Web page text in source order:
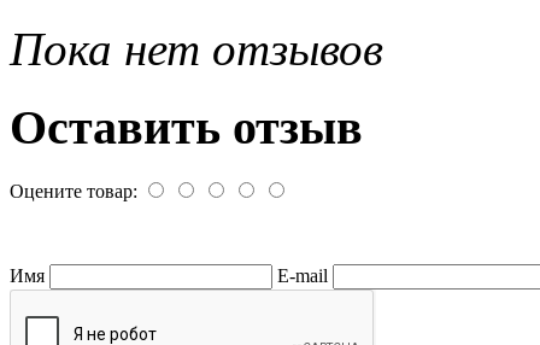
Пока нет отзывов
Оставить отзыв
Оцените товар:
Имя E-mail